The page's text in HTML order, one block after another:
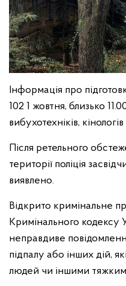
Інформація про
102 1 жовтня, близько
вибухотехніків,
Після ретельного
території поліція
виявлено.
Відкрито кримінальне
Кримінального кодексу
неправдиве
підпалу або інших дій,
людей чи іншими